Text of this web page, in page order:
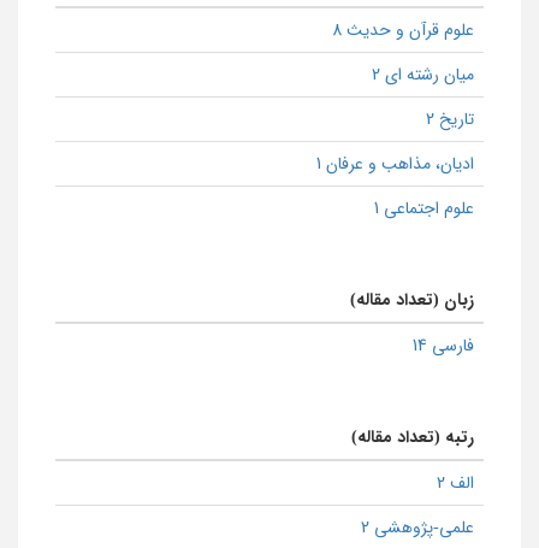
علوم قرآن و حدیث 8
میان رشته ای 2
تاریخ 2
ادیان، مذاهب و عرفان 1
علوم اجتماعی 1
زبان (تعداد مقاله)
فارسی 14
رتبه (تعداد مقاله)
الف 2
علمی-پژوهشی 2